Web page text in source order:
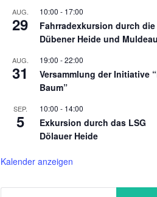
AUG.
29
10:00 - 17:00
Fahrradexkursion durch die
Dübener Heide und
AUG.
31
19:00 -22:00
Versammlung der Initiative
Baum”
SEP.
5
10:00 - 14:00
Exkursion durch das LSG
Dölauer Heide
Kalender anzeigen